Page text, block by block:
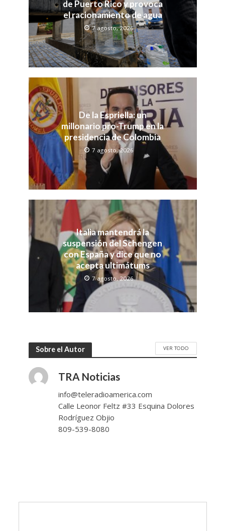
de Puerto Rico y provoca
el racionamiento de agua
7 agosto, 2026
De la Espriella: un
millonario pro-Trump en la
presidencia de Colombia
7 agosto, 2026
Italia mantendrá la
suspensión del Schengen
con España y dice que no
acepta ultimátums
7 agosto, 2026
Sobre el Autor VER TODO
TRA Noticias
info@teleradioamerica.com
Calle Leonor Feltz #33 Esquina Dolores
Rodríguez Objio
809-539-8080